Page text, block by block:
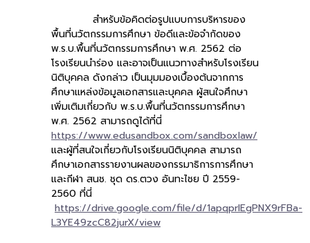
สำหรับข้อคิดต่อรูปแบบการบริหารของ
พื้นที่นวัตกรรมการศึกษา ข้อดีและข้อจำกัดของ
พ.ร.บ.พื้นที่นวัตกรรมการศึกษา พ.ศ. 2562 ต่อ
โรงเรียนนำร่อง และอาจเป็นแนวทางสำหรับโรงเรียน
นิติบุคคล ดังกล่าว เป็นมุมมองเบื้องต้นจากการ
ศึกษาแหล่งข้อมูลเอกสารและบุคคล ผู้สนใจศึกษา
เพิ่มเติมเกี่ยวกับ พ.ร.บ.พื้นที่นวัตกรรมการศึกษา
พ.ศ. 2562 สามารถดูได้ที่นี่
https://www.edusandbox.com/sandboxlaw/
และผู้ที่สนใจเกี่ยวกับโรงเรียนนิติบุคคล สามารถ
ศึกษาเอกสารรายงานผลของกรรมาธิการการศึกษา
และกีฬา สนช. ชุด ดร.ตวง อันทะไชย ปี 2559-
2560 ที่นี่
https://drive.google.com/file/d/1apqprIEgPNX9rFBa-
L3YE49zcC82jurX/view